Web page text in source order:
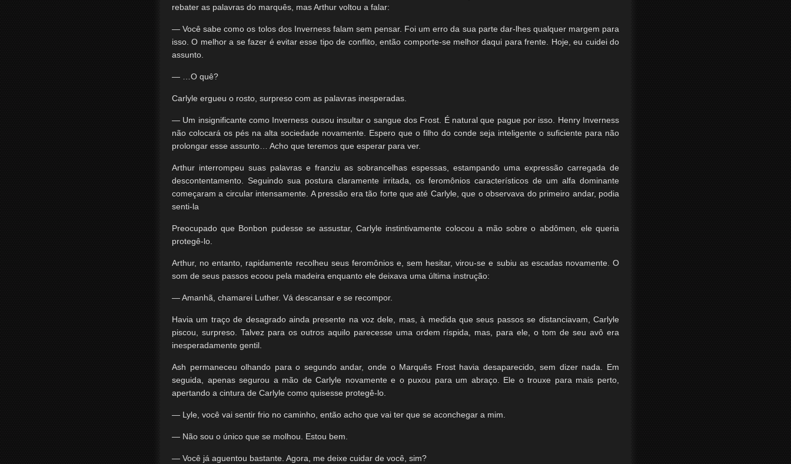
rebater as palavras do marquês, mas Arthur voltou a falar:
— Você sabe como os tolos dos Inverness falam sem pensar. Foi um erro da sua parte dar-lhes qualquer margem para
isso. O melhor a se fazer é evitar esse tipo de conflito, então comporte-se melhor daqui para frente. Hoje, eu cuidei do
assunto.
— …O quê?
Carlyle ergueu o rosto, surpreso com as palavras inesperadas.
— Um insignificante como Inverness ousou insultar o sangue dos Frost. É natural que pague por isso. Henry Inverness
não colocará os pés na alta sociedade novamente. Espero que o filho do conde seja inteligente o suficiente para não
prolongar esse assunto… Acho que teremos que esperar para ver.
Arthur interrompeu suas palavras e franziu as sobrancelhas espessas, estampando uma expressão carregada de
descontentamento. Seguindo sua postura claramente irritada, os feromônios característicos de um alfa dominante
começaram a circular intensamente. A pressão era tão forte que até Carlyle, que o observava do primeiro andar, podia
senti-la
Preocupado que Bonbon pudesse se assustar, Carlyle instintivamente colocou a mão sobre o abdômen, ele queria
protegê-lo.
Arthur, no entanto, rapidamente recolheu seus feromônios e, sem hesitar, virou-se e subiu as escadas novamente. O
som de seus passos ecoou pela madeira enquanto ele deixava uma última instrução:
— Amanhã, chamarei Luther. Vá descansar e se recompor.
Havia um traço de desagrado ainda presente na voz dele, mas, à medida que seus passos se distanciavam, Carlyle
piscou, surpreso. Talvez para os outros aquilo parecesse uma ordem ríspida, mas, para ele, o tom de seu avô era
inesperadamente gentil.
Ash permaneceu olhando para o segundo andar, onde o Marquês Frost havia desaparecido, sem dizer nada. Em
seguida, apenas segurou a mão de Carlyle novamente e o puxou para um abraço. Ele o trouxe para mais perto,
apertando a cintura de Carlyle como quisesse protegê-lo.
— Lyle, você vai sentir frio no caminho, então acho que vai ter que se aconchegar a mim.
— Não sou o único que se molhou. Estou bem.
— Você já aguentou bastante. Agora, me deixe cuidar de você, sim?